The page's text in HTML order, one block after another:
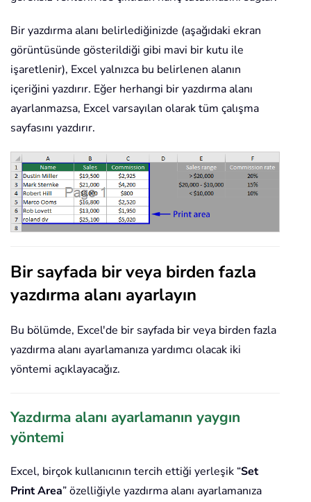
Bir yazdırma alanı belirlediğinizde (aşağıdaki ekran
görüntüsünde gösterildiği gibi mavi bir kutu ile
işaretlenir), Excel yalnızca bu belirlenen alanın
içeriğini yazdırır. Eğer herhangi bir yazdırma alanı
ayarlanmazsa, Excel varsayılan olarak tüm çalışma
sayfasını yazdırır.
Bir sayfada bir veya birden fazla
yazdırma alanı ayarlayın
Bu bölümde, Excel'de bir sayfada bir veya birden fazla
yazdırma alanı ayarlamanıza yardımcı olacak iki
yöntemi açıklayacağız.
Yazdırma alanı ayarlamanın yaygın
yöntemi
Excel, birçok kullanıcının tercih ettiği yerleşik “Set
Print Area” özelliğiyle yazdırma alanı ayarlamanıza